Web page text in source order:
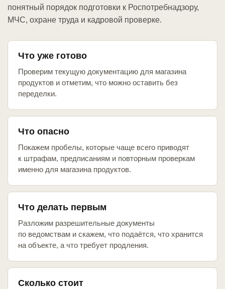
понятный порядок подготовки к Роспотребнадзору,
МЧС, охране труда и кадровой проверке.
Что уже готово
Проверим текущую документацию для магазина
продуктов и отметим, что можно оставить без
переделки.
Что опасно
Покажем пробелы, которые чаще всего приводят
к штрафам, предписаниям и повторным проверкам
именно для магазина продуктов.
Что делать первым
Разложим разрешительные документы
по ведомствам и скажем, что подаётся, что хранится
на объекте, а что требует продления.
Сколько стоит